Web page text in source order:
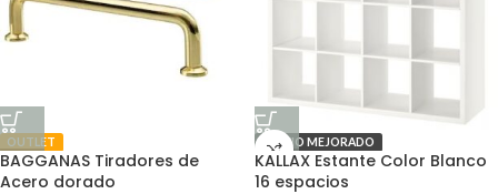
OUTLET
BAGGANAS Tiradores de
Acero dorado
PRECIO MEJORADO
KALLAX Estante Color Blanco
16 espacios